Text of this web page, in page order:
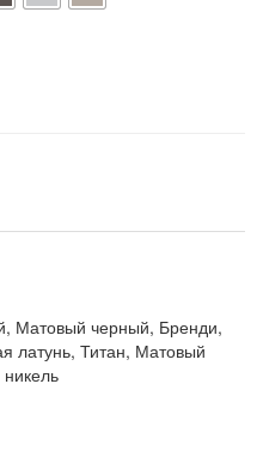
Матовый черный, Бренди,
латунь, Титан, Матовый